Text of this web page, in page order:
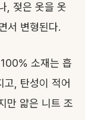
, 젖은 옷을 옷
서 변형된다.
소재는 흡
고, 탄성이 적어
만 얇은 니트 조